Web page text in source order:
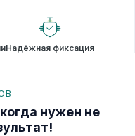
Надёжная фиксация
нужен не